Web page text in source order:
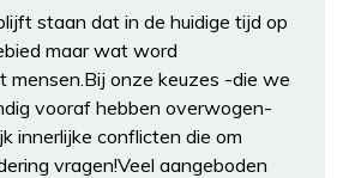
staan dat in de huidige tijd op
maar wat word
mensen.Bij onze keuzes -die we
vooraf hebben overwogen-
innerlijke conflicten die om
vragen!Veel aangeboden